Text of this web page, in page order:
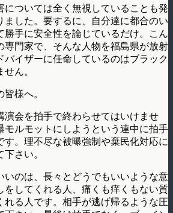
については全く無視していることも発
ました。要するに、自分達に都合のい
勝手に安全性を論じているだけ。こん
専門家で、そんな人物を福島県が放射
バイザーに任命しているのはブラック
ん。
様へ。
演会を拍手で終わらせてはいけませ
モルモットにしようという連中に拍手
す。理不尽な被曝強制や棄民化対応に
さい。
いのは、長々とどうでもいいような意
をしてくれる人、痛くも痒くもない質
れる人です。相手が逃げ帰るような圧